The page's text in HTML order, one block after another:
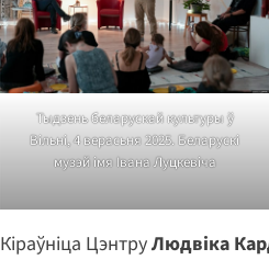
Тыдзень беларускай культуры ў
Вільні, 4 верасьня 2025. Беларускі
музэй імя Івана Луцкевіча
Кіраўніца ЦэнтруЛюдвіка